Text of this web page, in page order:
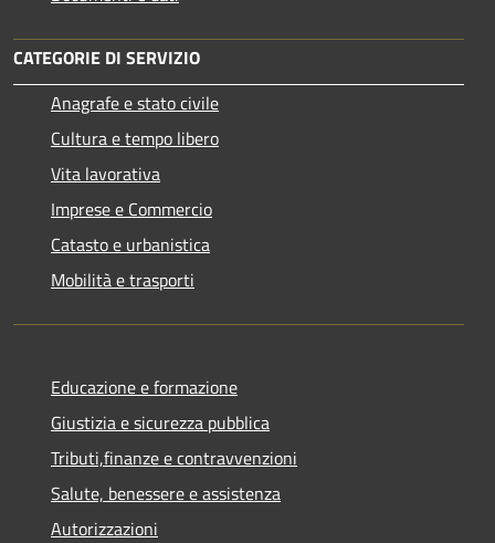
CATEGORIE DI SERVIZIO
Anagrafe e stato civile
Cultura e tempo libero
Vita lavorativa
Imprese e Commercio
Catasto e urbanistica
Mobilità e trasporti
Educazione e formazione
Giustizia e sicurezza pubblica
Tributi,finanze e contravvenzioni
Salute, benessere e assistenza
Autorizzazioni